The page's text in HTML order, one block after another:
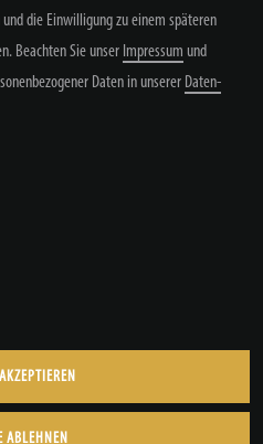
die Einwilligung zu einem späteren
Beachten Sie unser Impressum und
Daten in unserer Daten­
ABLEHNEN